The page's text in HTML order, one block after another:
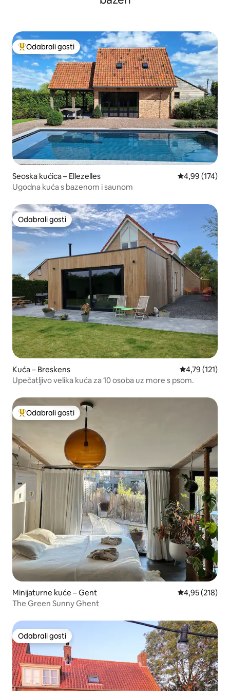
Među najviše rangiranima s oznakom „Odabrali gosti”
Odabrali gosti
Seoska kućica – Ellezelles Prosječna
4,99 (174)
Ugodna kuća s bazenom i saunom
Odabrali gosti
Odabrali gosti
Kuća – Breskens Prosječna
4,79 (121)
Upečatljivo velika kuća za 10 osoba uz more s psom.
Među najviše rangiranima s oznakom „Odabrali gosti”
Odabrali gosti
Minijaturne kuće – Gent Prosječna
4,95 (218)
The Green Sunny Ghent
Odabrali gosti
Odabrali gosti